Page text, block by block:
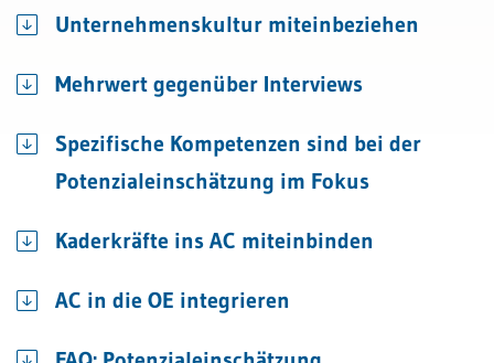
Unternehmenskultur miteinbeziehen
Mehrwert gegenüber Interviews
Spezifische Kompetenzen sind bei der
Potenzialeinschätzung im Fokus
Kaderkräfte ins AC miteinbinden
AC in die OE integrieren